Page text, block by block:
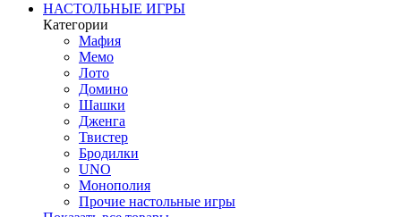
НАСТОЛЬНЫЕ ИГРЫ
Категории
Мафия
Мемо
Лото
Домино
Шашки
Дженга
Твистер
Бродилки
UNO
Монополия
Прочие настольные игры